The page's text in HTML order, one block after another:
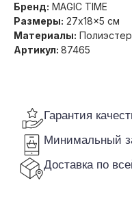
Бренд: MAGIC TIME
Размеры: 27x18x5 см
Материалы: Полиэстер
Артикул: 87465